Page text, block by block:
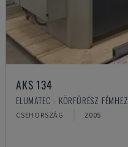
AKS 134
ELUMATEC - KÖRFŰRÉSZ FÉMHEZ
CSEHORSZÁG 2005